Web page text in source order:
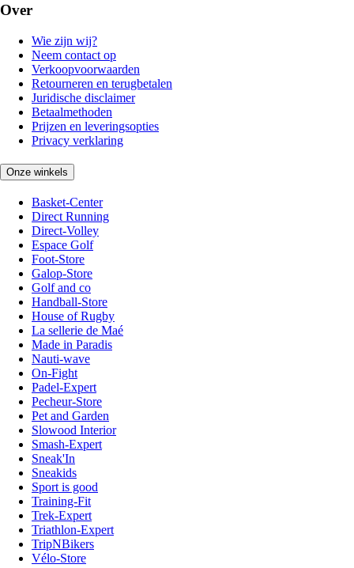
Over
Wie zijn wij?
Neem contact op
Verkoopvoorwaarden
Retourneren en terugbetalen
Juridische disclaimer
Betaalmethoden
Prijzen en leveringsopties
Privacy verklaring
Onze winkels
Basket-Center
Direct Running
Direct-Volley
Espace Golf
Foot-Store
Galop-Store
Golf and co
Handball-Store
House of Rugby
La sellerie de Maé
Made in Paradis
Nauti-wave
On-Fight
Padel-Expert
Pecheur-Store
Pet and Garden
Slowood Interior
Smash-Expert
Sneak'In
Sneakids
Sport is good
Training-Fit
Trek-Expert
Triathlon-Expert
TripNBikers
Vélo-Store